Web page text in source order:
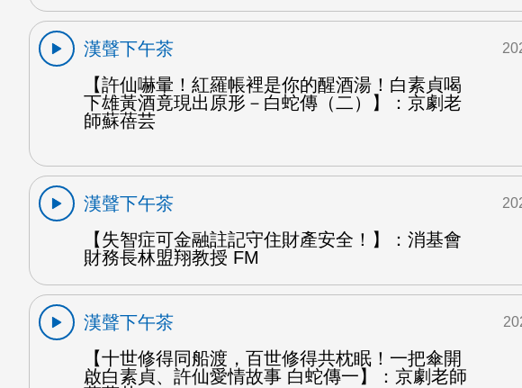
漢聲下午茶
【許仙嚇暈！紅羅帳裡是你的醒酒湯！白素貞喝
下雄黃酒竟現出原形－白蛇傳（二）】：京劇老
師蘇蓓芸
漢聲下午茶
【失智症可金融註記守住財產安全！】：消基會
財務長林盟翔教授 FM
漢聲下午茶
【十世修得同船渡，百世修得共枕眠！一把傘開
啟白素貞、許仙愛情故事 白蛇傳一】：京劇老師